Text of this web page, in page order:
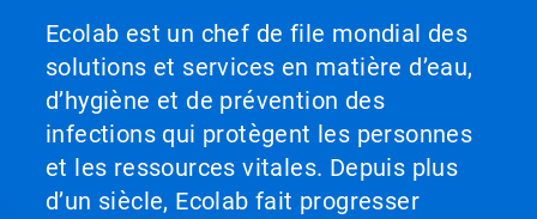
Ecolab est un chef de file mondial des
solutions et services en matière d’eau,
d’hygiène et de prévention des
infections qui protègent les personnes
et les ressources vitales. Depuis plus
d’un siècle, Ecolab fait progresser